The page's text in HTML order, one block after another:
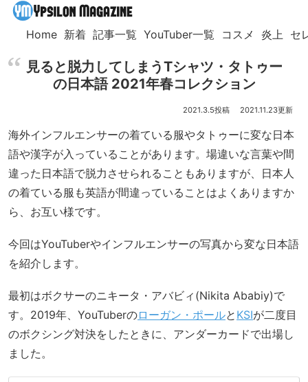
Home 新着 記事一覧 YouTuber一覧 コスメ 炎上 セ
見ると脱力してしまうTシャツ・タトゥー
の日本語 2021年春コレクション
2021.3.5 2021.11.23
海外インフルエンサーの着ている服やタトゥーに変な日本
語や漢字が入っていることがあります。場違いな言葉や間
違った日本語で脱力させられることもありますが、日本人
の着ている服も英語が間違っていることはよくありますか
ら、お互い様です。
今回はYouTuberやインフルエンサーの写真から変な日本語
を紹介します。
最初はボクサーのニキータ・アバビィ(Nikita Ababiy)で
す。2019年、YouTuberのローガン・ポールと KSIが二度目
のボクシング対決をしたときに、アンダーカードで出場し
ました。